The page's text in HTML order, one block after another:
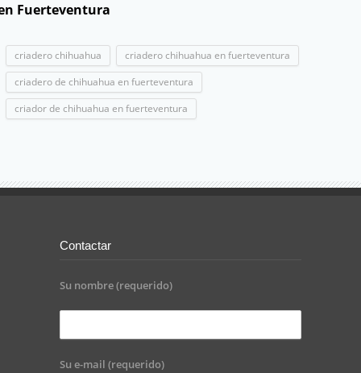
Fuerteventura
criadero chihuahua
criadero chihuahua en fuerteventura
criadero de chihuahua en fuerteventura
criador de chihuahua en fuerteventura
Contactar
Su nombre (requerido)
Su e-mail (requerido)